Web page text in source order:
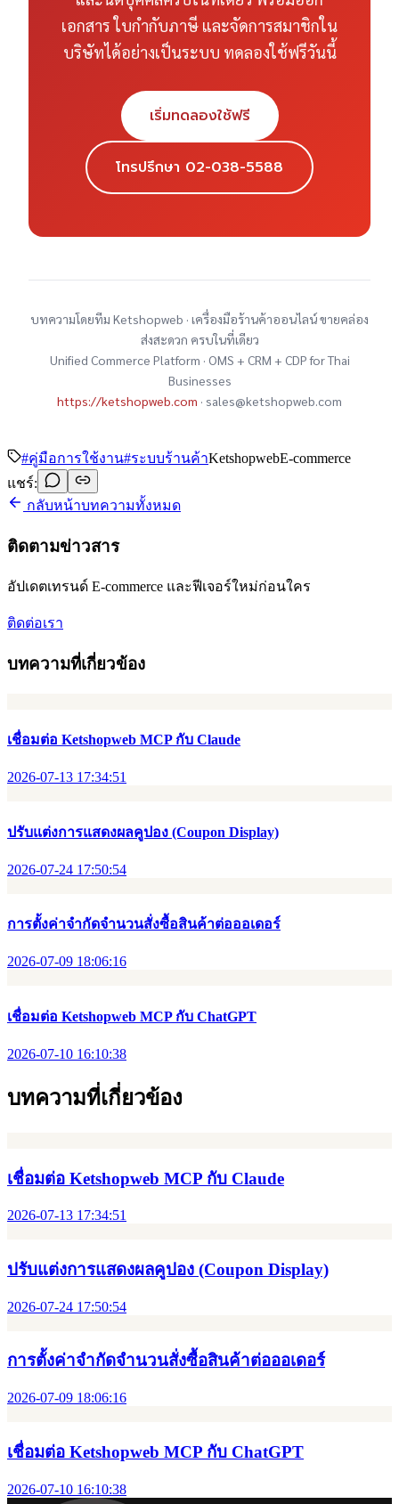
เอกสาร ใบกำกับภาษี และจัดการสมาชิกใน
บริษัทได้อย่างเป็นระบบ ทดลองใช้ฟรีวันนี้
เริ่มทดลองใช้ฟรี
โทรปรึกษา 02-038-5588
บทความโดยทีม Ketshopweb · เครื่องมือร้านค้าออนไลน์ ขายคล่อง
ส่งสะดวก ครบในที่เดียว
Unified Commerce Platform · OMS + CRM + CDP for Thai
Businesses
https://ketshopweb.com · sales@ketshopweb.com
#คู่มือการใช้งาน#ระบบร้านค้าKetshopwebE-commerce
แชร์:
กลับหน้าบทความทั้งหมด
ติดตามข่าวสาร
อัปเดตเทรนด์ E-commerce และฟีเจอร์ใหม่ก่อนใคร
ติดต่อเรา
บทความที่เกี่ยวข้อง